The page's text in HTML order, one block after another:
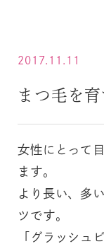
2017.11.11
まつ毛を育
女性にとって
ます。
より長い、多
ツです。
「グラッシュ